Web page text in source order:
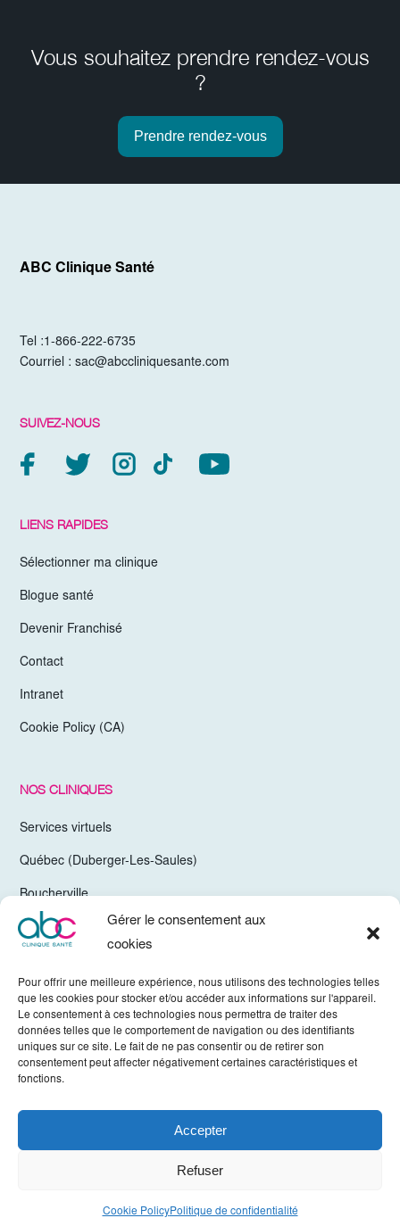
Gérer le consentement aux
cookies
Pour offrir une meilleure expérience, nous utilisons des technologies telles
que les cookies pour stocker et/ou accéder aux informations sur l'appareil.
Le consentement à ces technologies nous permettra de traiter des
données telles que le comportement de navigation ou des identifiants
uniques sur ce site. Le fait de ne pas consentir ou de retirer son
consentement peut affecter négativement certaines caractéristiques et
fonctions.
Accepter
Refuser
Cookie PolicyPolitique de confidentialité
Vous souhaitez prendre rendez-vous
?
Prendre rendez-vous
ABC Clinique Santé
Tel :1-866-222-6735
Courriel :sac@abccliniquesante.com
SUIVEZ-NOUS
LIENS RAPIDES
Sélectionner ma clinique
Blogue santé
Devenir Franchisé
Contact
Intranet
Cookie Policy (CA)
NOS CLINIQUES
Services virtuels
Québec (Duberger-Les-Saules)
Boucherville
Trois-Rivières
Valleyfield
Mirabel
Vaudreuil-Dorion
Tous droits réservés © ABC Clinique 2022. -